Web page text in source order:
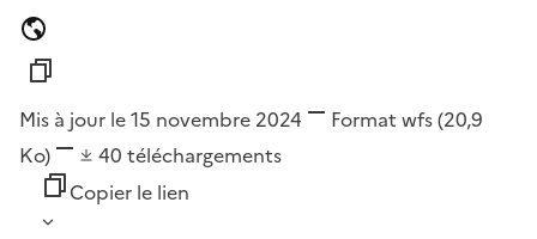
Mis à jour le 15 novembre 2024 Format wfs(20,9
Ko)
40 téléchargements
Copier le lien